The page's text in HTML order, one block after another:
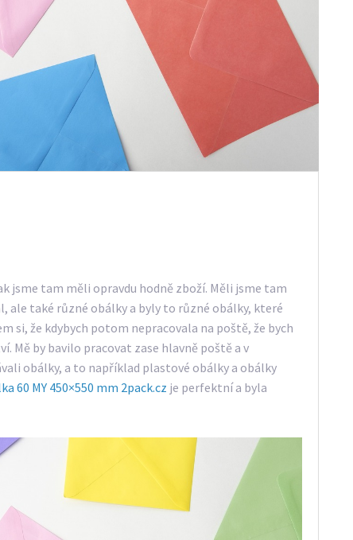
jsme tam měli opravdu hodně zboží. Měli jsme tam
také různé obálky a byly to různé obálky, které
si, že kdybych potom nepracovala na poště, že bych
Mě by bavilo pracovat zase hlavně poště a v
obálky, a to například plastové obálky a obálky
60 MY 450×550 mm 2pack.cz je perfektní a byla